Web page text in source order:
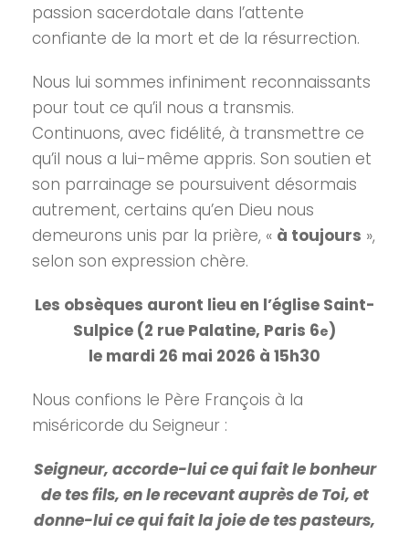
passion sacerdotale dans l’attente
confiante de la mort et de la résurrection.
Nous lui sommes infiniment reconnaissants
pour tout ce qu’il nous a transmis.
Continuons, avec fidélité, à transmettre ce
qu’il nous a lui-même appris. Son soutien et
son parrainage se poursuivent désormais
autrement, certains qu’en Dieu nous
demeurons unis par la prière, « à toujours »,
selon son expression chère.
Les obsèques auront lieu en l’église Saint-
Sulpice (2 rue Palatine, Paris 6e)
le mardi 26 mai 2026 à 15h30
Nous confions le Père François à la
miséricorde du Seigneur :
Seigneur, accorde-lui ce qui fait le bonheur
de tes fils, en le recevant auprès de Toi, et
donne-lui ce qui fait la joie de tes pasteurs,